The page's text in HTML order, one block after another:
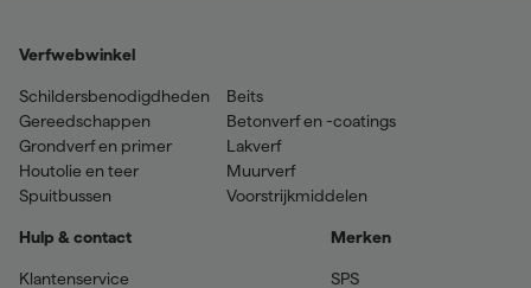
Verfwebwinkel
Schildersbenodigdheden
Gereedschappen
Grondverf en primer
Houtolie en teer
Spuitbussen
Beits
Betonverf en -coatings
Lakverf
Muurverf
Voorstrijkmiddelen
Hulp & contact
Klantenservice
Merken
SPS